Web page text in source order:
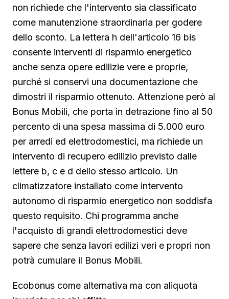
non richiede che l'intervento sia classificato
come manutenzione straordinaria per godere
dello sconto. La lettera h dell'articolo 16 bis
consente interventi di risparmio energetico
anche senza opere edilizie vere e proprie,
purché si conservi una documentazione che
dimostri il risparmio ottenuto. Attenzione però al
Bonus Mobili, che porta in detrazione fino al 50
percento di una spesa massima di 5.000 euro
per arredi ed elettrodomestici, ma richiede un
intervento di recupero edilizio previsto dalle
lettere b, c e d dello stesso articolo. Un
climatizzatore installato come intervento
autonomo di risparmio energetico non soddisfa
questo requisito. Chi programma anche
l'acquisto di grandi elettrodomestici deve
sapere che senza lavori edilizi veri e propri non
potrà cumulare il Bonus Mobili.
Ecobonus come alternativa ma con aliquota